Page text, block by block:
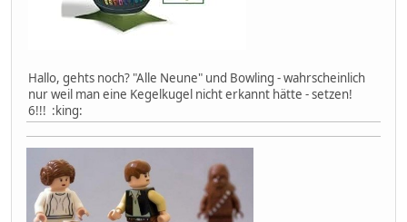
Hallo, gehts noch? "Alle Neune" und Bowling - wahrscheinlich
nur weil man eine Kegelkugel nicht erkannt hätte - setzen!
6!!! :king: